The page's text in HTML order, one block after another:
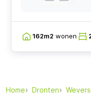
162m2 wonen
Home Dronten